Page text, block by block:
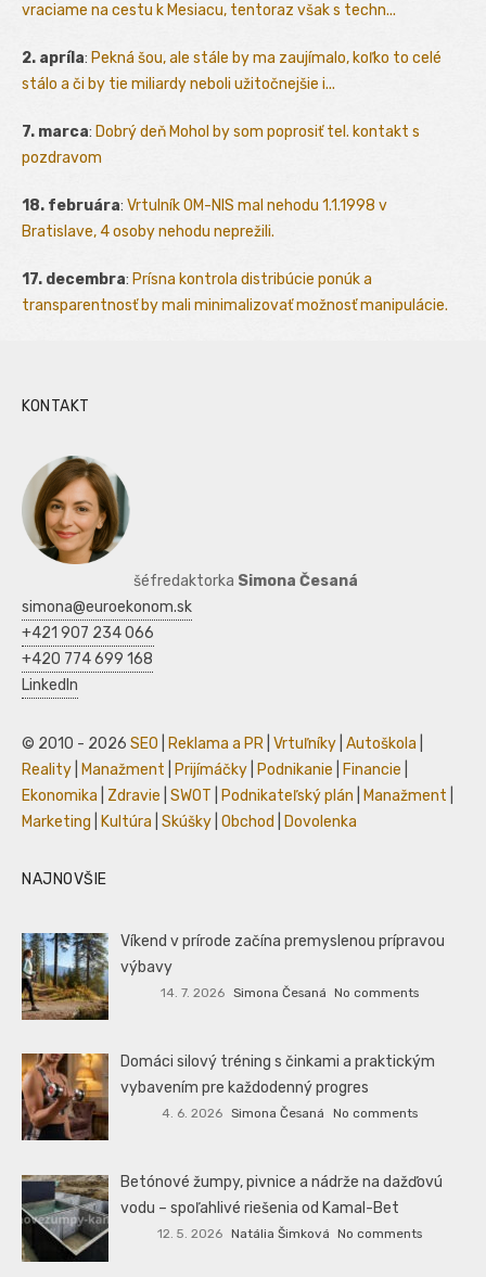
vraciame na cestu k Mesiacu, tentoraz však s techn...
2. apríla: Pekná šou, ale stále by ma zaujímalo, koľko to celé
stálo a či by tie miliardy neboli užitočnejšie i...
7. marca: Dobrý deň Mohol by som poprosiť tel. kontakt s
pozdravom
18. februára: Vrtulník OM-NIS mal nehodu 1.1.1998 v
Bratislave, 4 osoby nehodu neprežili.
17. decembra: Prísna kontrola distribúcie ponúk a
transparentnosť by mali minimalizovať možnosť manipulácie.
KONTAKT
šéfredaktorka Simona Česaná
simona@euroekonom.sk
+421 907 234 066
+420 774 699 168
LinkedIn
© 2010 - 2026 SEO Reklama a PR Vrtuľníky Autoškola
Reality
Manažment Prijímáčky Podnikanie Financie
Ekonomika
Zdravie SWOT Podnikateľský plán Manažment
Marketing
Kultúra Skúšky Obchod Dovolenka
NAJNOVŠIE
Víkend v prírode začína premyslenou prípravou
výbavy
14. 7. 2026 Simona Česaná No comments
Domáci silový tréning s činkami a praktickým
vybavením pre každodenný progres
4. 6. 2026 Simona Česaná No comments
Betónové žumpy, pivnice a nádrže na dažďovú
vodu – spoľahlivé riešenia od Kamal-Bet
12. 5. 2026 Natália Šimková No comments